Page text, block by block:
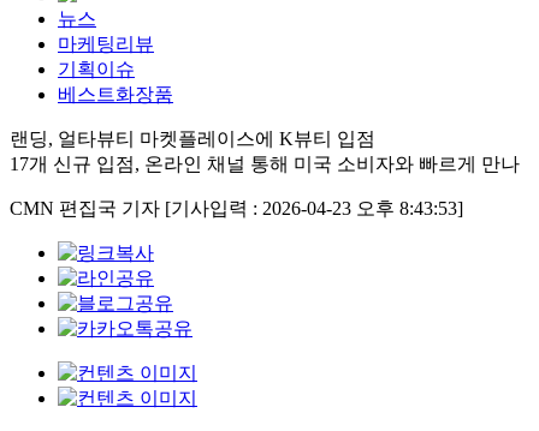
뉴스
마케팅리뷰
기획이슈
베스트화장품
랜딩, 얼타뷰티 마켓플레이스에 K뷰티 입점
17개 신규 입점, 온라인 채널 통해 미국 소비자와 빠르게 만나
CMN 편집국 기자 [기사입력 : 2026-04-23 오후 8:43:53]